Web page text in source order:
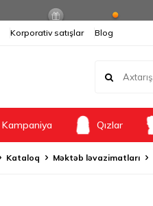
Korporativ satışlar Blog
Kampaniya Qızlar
Kataloq Məktəb ləvazimatları